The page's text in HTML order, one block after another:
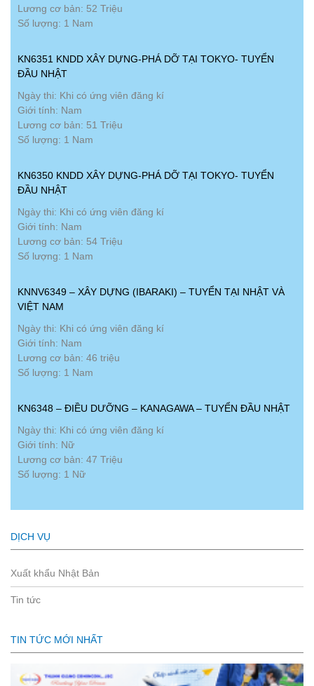
Lương cơ bản: 52 Triệu
Số lượng: 1 Nam
KN6351 KNDD XÂY DỰNG-PHÁ DỠ TẠI TOKYO- TUYỂN
ĐẦU NHẬT
Ngày thi: Khi có ứng viên đăng kí
Giới tính: Nam
Lương cơ bản: 51 Triệu
Số lượng: 1 Nam
KN6350 KNDD XÂY DỰNG-PHÁ DỠ TẠI TOKYO- TUYỂN
ĐẦU NHẬT
Ngày thi: Khi có ứng viên đăng kí
Giới tính: Nam
Lương cơ bản: 54 Triệu
Số lượng: 1 Nam
KNNV6349 – XÂY DỰNG (IBARAKI) – TUYỂN TẠI NHẬT VÀ
VIỆT NAM
Ngày thi: Khi có ứng viên đăng kí
Giới tính: Nam
Lương cơ bản: 46 triệu
Số lượng: 1 Nam
KN6348 – ĐIỀU DƯỠNG – KANAGAWA – TUYỂN ĐẦU NHẬT
Ngày thi: Khi có ứng viên đăng kí
Giới tính: Nữ
Lương cơ bản: 47 Triệu
Số lượng: 1 Nữ
DỊCH VỤ
Xuất khẩu Nhật Bản
Tin tức
TIN TỨC MỚI NHẤT